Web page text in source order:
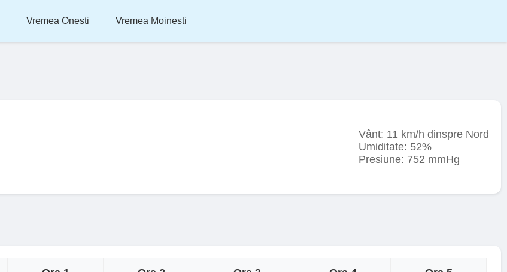
Vremea Onesti Vremea Moinesti
Vânt: 11 km/h dinspre Nord
Umiditate: 52%
Presiune: 752 mmHg